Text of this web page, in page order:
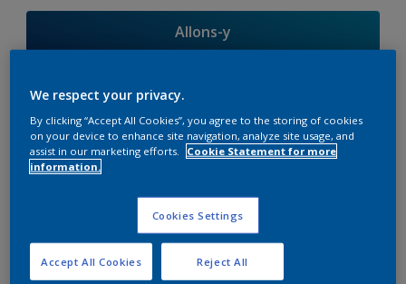
Allons-y
Suggestions
d'Harmonies
Le Blanc Parfait
We respect your privacy.
By clicking “Accept All Cookies”, you agree to the storing of cookies
on your device to enhance site navigation, analyze site usage, and
assist in our marketing efforts.
Cookie Statement for more
information.
Cookies Settings
Reject All
Accept All Cookies